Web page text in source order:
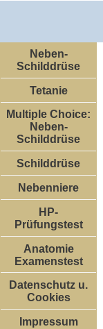
Neben-
Schilddrüse
Tetanie
Multiple Choice:
Neben-
Schilddrüse
Schilddrüse
Nebenniere
HP-
Prüfungstest
Anatomie
Examenstest
Datenschutz u.
Cookies
Impressum